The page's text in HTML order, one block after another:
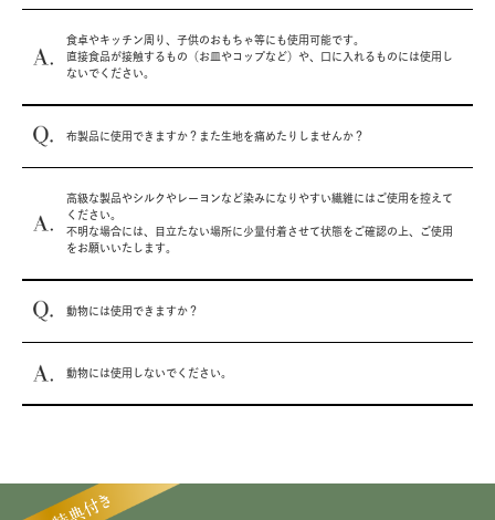
食卓やキッチン周り、子供のおもちゃ等にも使用可能です。
直接食品が接触するもの（お皿やコップなど）や、口に入れるものには使用し
ないでください。
布製品に使用できますか？また生地を痛めたりしませんか？
高級な製品やシルクやレーヨンなど染みになりやすい繊維にはご使用を控えて
ください。
不明な場合には、目立たない場所に少量付着させて状態をご確認の上、ご使用
をお願いいたします。
動物には使用できますか？
動物には使用しないでください。